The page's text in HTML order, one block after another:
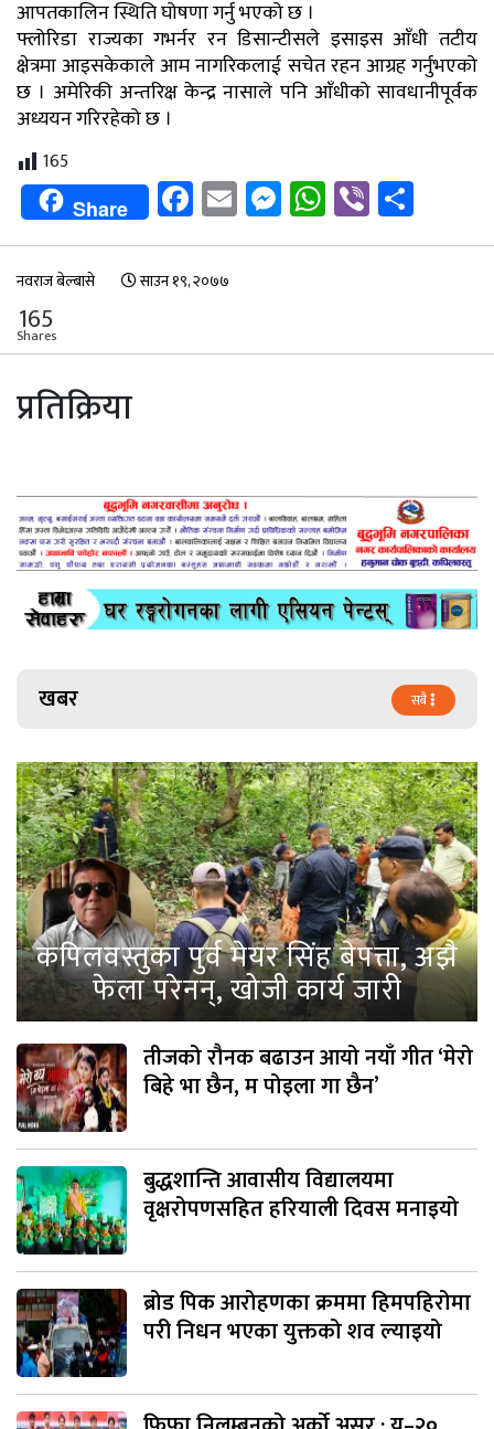
आपतकालिन स्थिति घोषणा गर्नु भएको छ ।
फ्लोरिडा राज्यका गभर्नर रन डिसान्टीसले इसाइस आँधी तटीय
क्षेत्रमा आइसकेकाले आम नागरिकलाई सचेत रहन आग्रह गर्नुभएको
छ । अमेरिकी अन्तरिक्ष केन्द्र नासाले पनि आँधीको सावधानीपूर्वक
अध्ययन गरिरहेको छ ।
165
Share Facebook
EmailMessenger
WhatsApp
Viber
नवराज बेल्बासे साउन १९, २०७७
165
Shares
प्रतिक्रिया
खबर सबै
कपिलवस्तुका पुर्व मेयर सिंह बेपत्ता, अझै
फेला परेनन्, खोजी कार्य जारी
तीजको रौनक बढाउन आयो नयाँ गीत ‘मेरो
बिहे भा छैन, म पोइला गा छैन’
बुद्धशान्ति आवासीय विद्यालयमा
वृक्षरोपणसहित हरियाली दिवस मनाइयो
ब्रोड पिक आरोहणका क्रममा हिमपहिरोमा
परी निधन भएका युक्तको शव ल्याइयो